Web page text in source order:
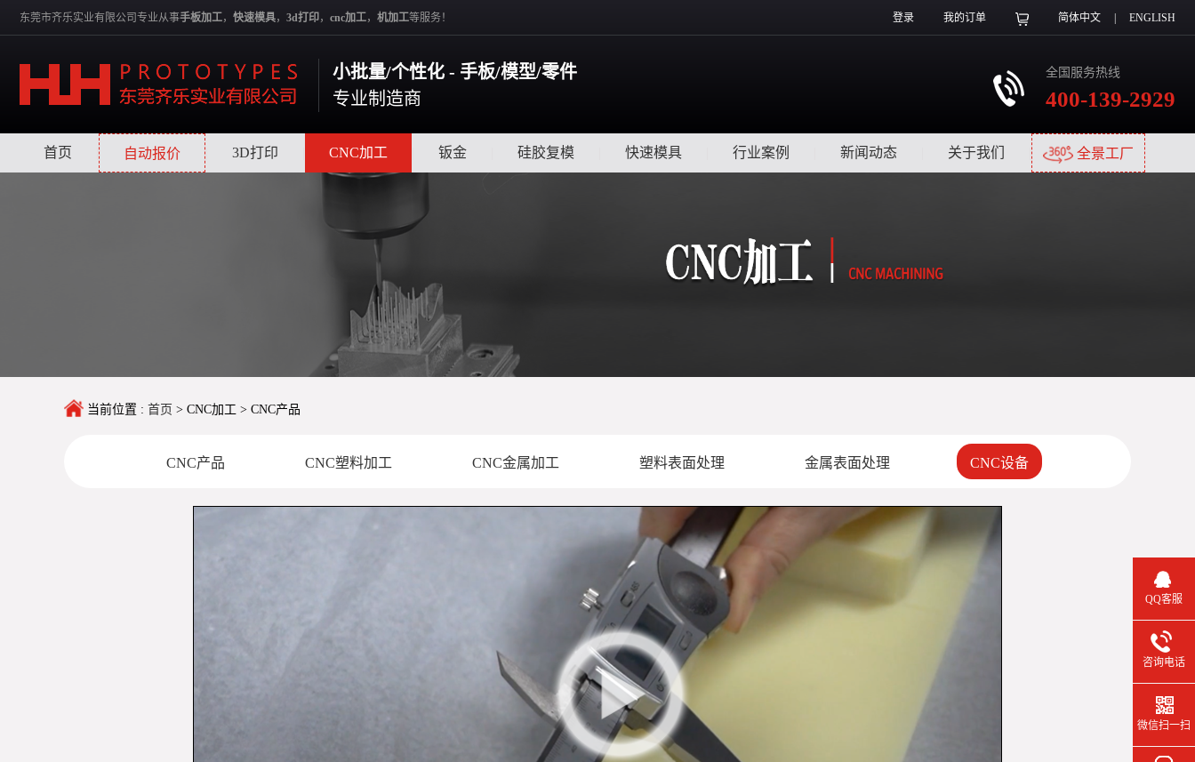
东莞市齐乐实业有限公司专业从事手板加工， 快速模具， 3d打印， cnc加工， 机加工等服务！ 登录 我的订单 简体中文 ENGLISH
小批量/个性化 - 手板/模型/零件
专业制造商
全国服务热线
400-139-2929
首页 自动报价 3D打印 CNC加工 钣金 硅胶复模 快速模具 行业案例 新闻动态 关于我们 全景工厂
当前位置 : 首页 > CNC加工 > CNC产品
CNC产品 CNC塑料加工 CNC金属加工 塑料表面处理 金属表面处理 CNC设备
QQ客服
咨询电话
微信扫一扫